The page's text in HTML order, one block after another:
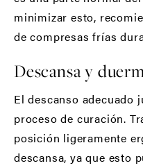
minimizar esto,
de compresas frías
Descansa y
El descanso adecuado
proceso de curación.
posición ligeramente
descansa, ya que esto